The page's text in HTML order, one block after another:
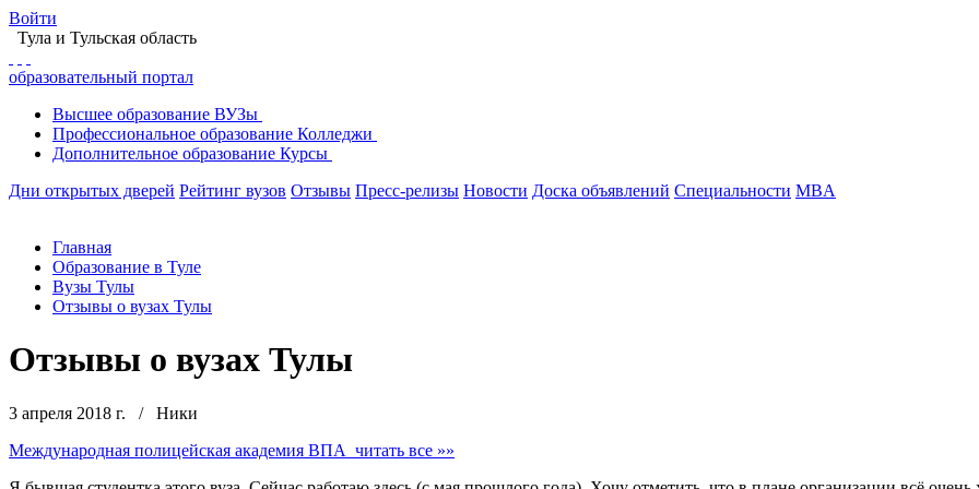
Войти
Тула и Тульская область
образовательный портал
Высшее образование ВУЗы
Профессиональное образование Колледжи
Дополнительное образование Курсы
Дни открытых дверей Рейтинг вузов Отзывы Пресс-релизы Новости Доска объявлений Специальности MBA
Главная
Образование в Туле
Вузы Тулы
Отзывы о вузах Тулы
Отзывы о вузах Тулы
3 апреля 2018 г. / Ники
Международная полицейская академия ВПА читать все »»